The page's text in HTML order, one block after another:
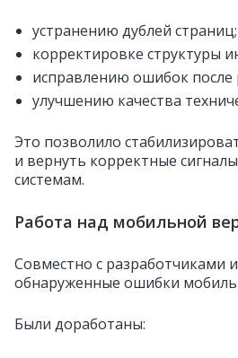
устранению дублей страниц;
корректировке структуры
исправлению ошибок после
улучшению качества
Это позволило
и вернуть корректные
системам.
Работа над мобильной
Совместно с разработчиками
обнаруженные ошибки
Были доработаны: